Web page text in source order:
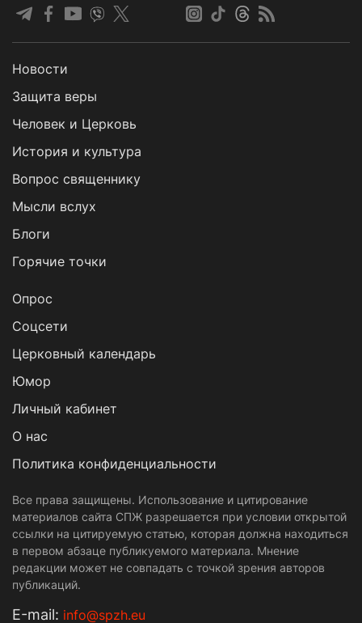
Новости
Защита веры
Человек и Церковь
История и культура
Вопрос священнику
Мысли вслух
Блоги
Горячие точки
Опрос
Cоцсети
Церковный календарь
Юмор
Личный кабинет
О нас
Политика конфиденциальности
Все права защищены. Использование и цитирование
материалов сайта СПЖ разрешается при условии открытой
ссылки на цитируемую статью, которая должна находиться
в первом абзаце публикуемого материала. Мнение
редакции может не совпадать с точкой зрения авторов
публикаций.
Е-mail: info@spzh.eu